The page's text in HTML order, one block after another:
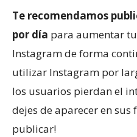
Te recomendamos
por día para aumentar
Instagram de forma
utilizar Instagram por
los usuarios pierdan el
dejes de aparecer en sus
publicar!